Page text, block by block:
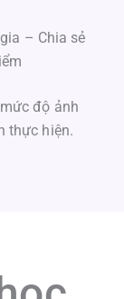
– Chia sẻ
độ ảnh
thực hiện.